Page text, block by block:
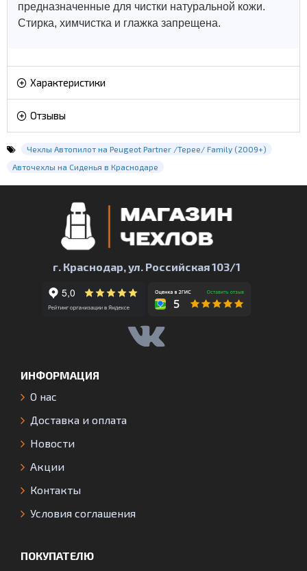
предназначенные для чистки натуральной кожи.
Стирка, химчистка и глажка запрещена.
Характеристики
Отзывы
Чехлы Автопилот на Peugeot Partner /Tepee/ Family (2009+)
Авточехлы на Сиденья в Краснодаре
г. Краснодар, ул. Российская 103/1
ИНФОРМАЦИЯ
О нас
Доставка и оплата
Новости
Акции
Контакты
Условия соглашения
ПОКУПАТЕЛЮ